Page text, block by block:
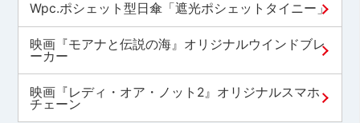
Wpc.ポシェット型日傘「遮光ポシェットタイニー」
映画『モアナと伝説の海』オリジナルウインドブレ
ーカー
映画『レディ・オア・ノット2』オリジナルスマホ
チェーン